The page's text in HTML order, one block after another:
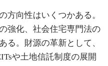
方向性はいくつかある。
強化、社会住宅専門法の
る。財源の革新として、
や土地信託制度の展開